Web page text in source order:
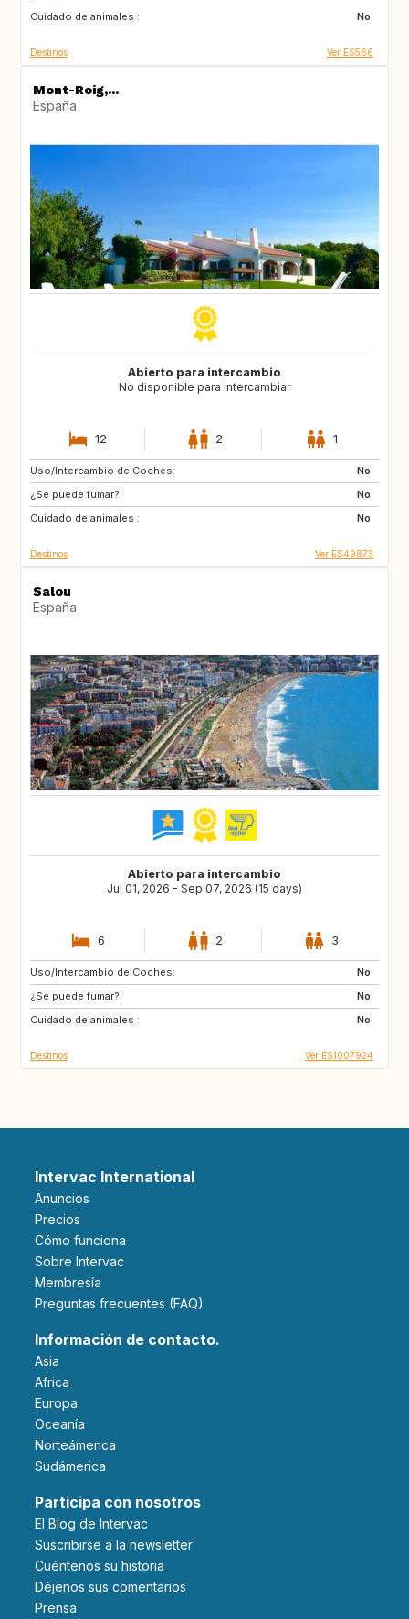
Cuidado de animales :
No
Destinos Ver ES566
Mont-Roig,...
España
Abierto para intercambio
No disponible para intercambiar
12 2 1
Uso/Intercambio de Coches:
No
¿Se puede fumar?:
No
Cuidado de animales :
No
ES
TH
Destinos Ver ES49873
Salou
España
Abierto para intercambio
Jul 01, 2026 - Sep 07, 2026 (15 days)
6 2 3
Uso/Intercambio de Coches:
No
¿Se puede fumar?:
No
Cuidado de animales :
No
PT
IT
Destinos Ver ES1007924
Intervac International
Anuncios
Precios
Cómo funciona
Sobre Intervac
Membresía
Preguntas frecuentes (FAQ)
Información de contacto.
Asia
Africa
Europa
Oceanía
Norteámerica
Sudámerica
Participa con nosotros
El Blog de Intervac
Suscribirse a la newsletter
Cuéntenos su historia
Déjenos sus comentarios
Prensa